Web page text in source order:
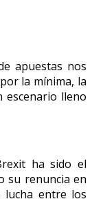
apuestas nos
la mínima, la
escenario lleno
ha sido el
su renuncia en
lucha entre los